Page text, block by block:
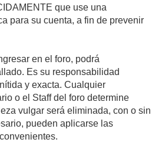
que use una
para su cuenta, a fin de prevenir
en el foro, podrá
Es su responsabilidad
y exacta. Cualquier
o el Staff del foro determine
vulgar será eliminada, con o sin
pueden aplicarse las